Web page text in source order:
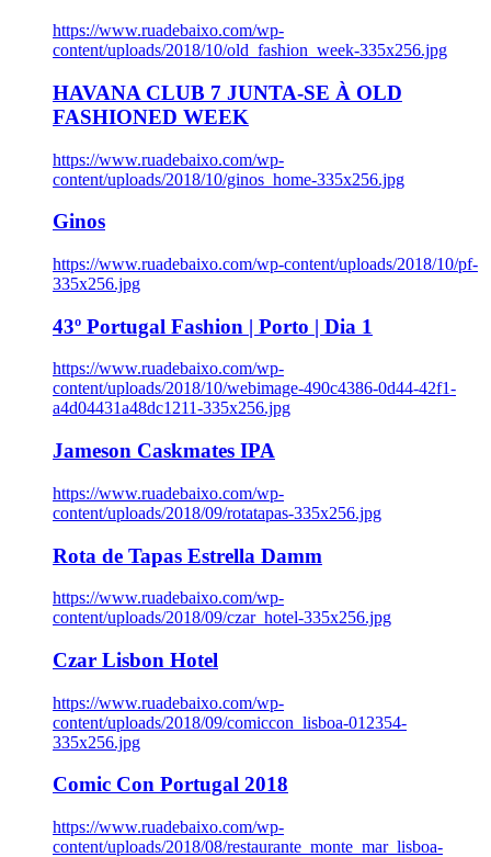
https://www.ruadebaixo.com/wp-
content/uploads/2018/10/old_fashion_week-335x256.jpg
HAVANA CLUB 7 JUNTA-SE À OLD
FASHIONED WEEK
https://www.ruadebaixo.com/wp-
content/uploads/2018/10/ginos_home-335x256.jpg
Ginos
https://www.ruadebaixo.com/wp-content/uploads/2018/10/pf-
335x256.jpg
43º Portugal Fashion | Porto | Dia 1
https://www.ruadebaixo.com/wp-
content/uploads/2018/10/webimage-490c4386-0d44-42f1-
a4d04431a48dc1211-335x256.jpg
Jameson Caskmates IPA
https://www.ruadebaixo.com/wp-
content/uploads/2018/09/rotatapas-335x256.jpg
Rota de Tapas Estrella Damm
https://www.ruadebaixo.com/wp-
content/uploads/2018/09/czar_hotel-335x256.jpg
Czar Lisbon Hotel
https://www.ruadebaixo.com/wp-
content/uploads/2018/09/comiccon_lisboa-012354-
335x256.jpg
Comic Con Portugal 2018
https://www.ruadebaixo.com/wp-
content/uploads/2018/08/restaurante_monte_mar_lisboa-